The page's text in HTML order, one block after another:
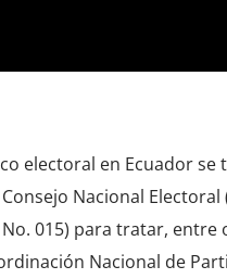
electoral en Ecuador
Nacional
015) para tratar,
Nacional de